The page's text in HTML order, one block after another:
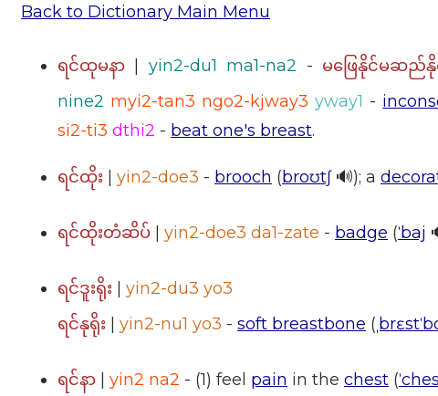
Back to Dictionary Main Menu
ရင်ထုမနာ | yin2-du1 ma1-na2 - မဖြေနိုင်မဆည်
nine2 myi2-tan3 ngo2-kjway3 yway1 -
si2-ti3 dthi2 - beat one's breast.
ရင်ထိုး | yin2-doe3 - brooch (broʊtʃ🔊); a
ရင်ထိုးတံဆိပ် | yin2-doe3 da1-zate - badge (ˈbaj
ရင်ဒူးရိုး | yin2-du3 yo3
ရင်နုရိုး | yin2-nu1 yo3 - soft breastbone (
ရင်နာ | yin2 na2 - (1) feel pain in the chest (